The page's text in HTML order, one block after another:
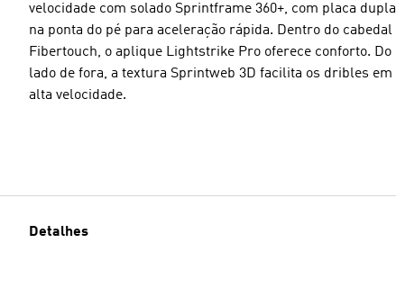
velocidade com solado Sprintframe 360+, com placa dupla
na ponta do pé para aceleração rápida. Dentro do cabedal
Fibertouch, o aplique Lightstrike Pro oferece conforto. Do
lado de fora, a textura Sprintweb 3D facilita os dribles em
alta velocidade.
Detalhes